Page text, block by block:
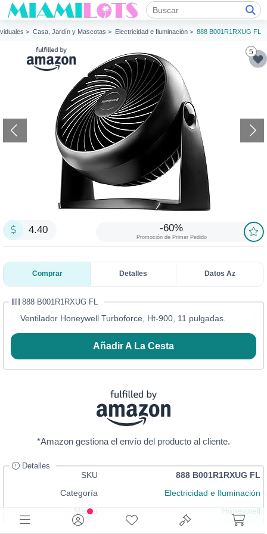
> Casa, Jardín y Mascotas > Electricidad e Iluminación > 888 B001R1RXUG FL
5
4.40 -60%
Promoción de Primer Pedido
Comprar Detalles Datos Az
888 B001R1RXUG FL
Ventilador Honeywell Turboforce, Ht-900, 11 pulgadas.
Añadir A La Cesta
*Amazon gestiona el envío del producto al cliente.
Detalles
SKU
888 B001R1RXUG FL
Categoría
Electricidad e Iluminación
Marca
Honeywell
En Stock
Iniciar Sesión Registrarse